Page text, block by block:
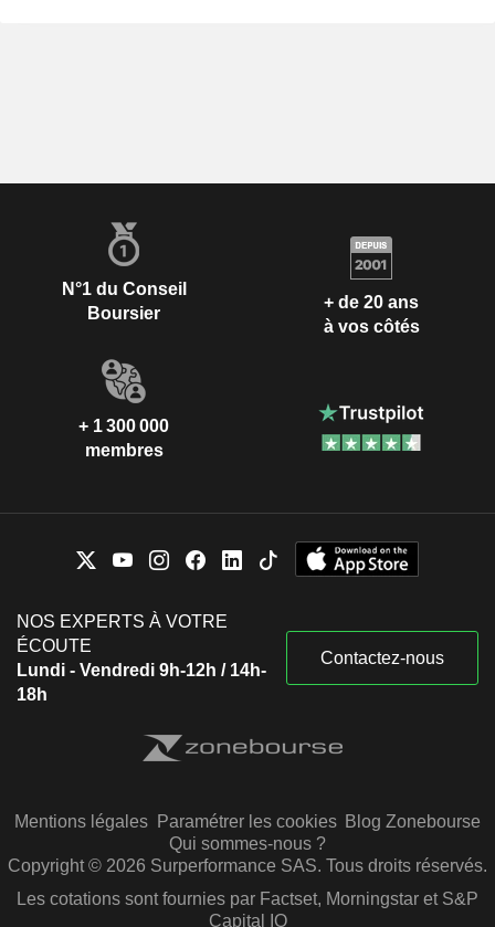
N°1 du Conseil
Boursier
+ de 20 ans
à vos côtés
+ 1 300 000
membres
NOS EXPERTS À VOTRE
ÉCOUTE
Lundi - Vendredi 9h-12h / 14h-
18h
Contactez-nous
Mentions légales Paramétrer les cookies Blog Zonebourse
Qui sommes-nous ?
Copyright © 2026 Surperformance SAS. Tous droits réservés.
Les cotations sont fournies par Factset, Morningstar et S&P
Capital IQ